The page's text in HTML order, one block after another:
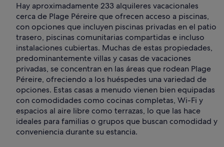
Hay aproximadamente 233 alquileres vacacionales
cerca de Plage Péreire que ofrecen acceso a piscinas,
con opciones que incluyen piscinas privadas en el patio
trasero, piscinas comunitarias compartidas e incluso
instalaciones cubiertas. Muchas de estas propiedades,
predominantemente villas y casas de vacaciones
privadas, se concentran en las áreas que rodean Plage
Péreire, ofreciendo a los huéspedes una variedad de
opciones. Estas casas a menudo vienen bien equipadas
con comodidades como cocinas completas, Wi-Fi y
espacios al aire libre como terrazas, lo que las hace
ideales para familias o grupos que buscan comodidad y
conveniencia durante su estancia.